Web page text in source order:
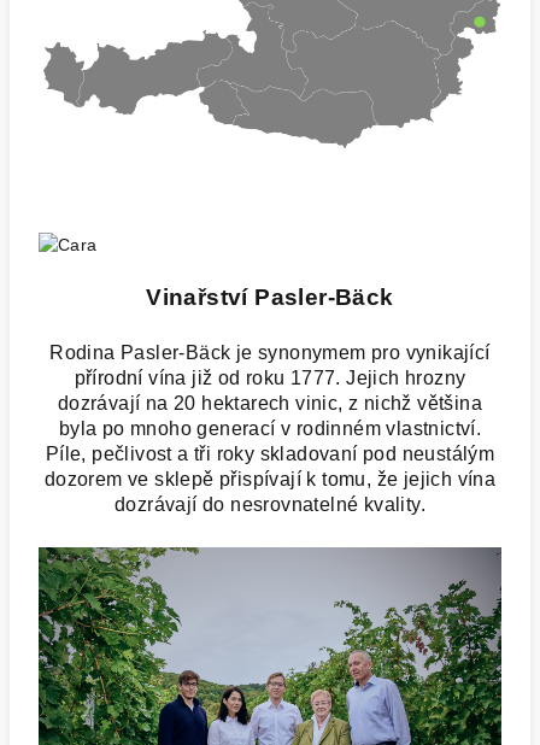
Vinařství Pasler-Bäck
Rodina Pasler-Bäck je synonymem pro vynikající
přírodní vína již od roku 1777. Jejich hrozny
dozrávají na 20 hektarech vinic, z nichž většina
byla po mnoho generací v rodinném vlastnictví.
Píle, pečlivost a tři roky skladovaní pod neustálým
dozorem ve sklepě přispívají k tomu, že jejich vína
dozrávají do nesrovnatelné kvality.